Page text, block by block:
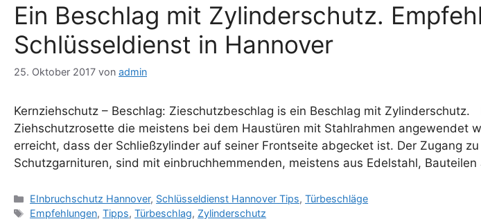
Ein Beschlag mit Zylinderschutz.
Schlüsseldienst in Hannover
25. Oktober 2017 von admin
Kernziehschutz – Beschlag: Zieschutzbeschlag is ein Beschlag mit
Ziehschutzrosette die meistens bei dem Haustüren mit Stahlrahmen angewendet
erreicht, dass der Schließzylinder auf seiner Frontseite abgecket ist. Der Zugang
Schutzgarnituren, sind mit einbruchhemmenden, meistens aus Edelstahl,
Kategorien
EInbruchschutz Hannover, Schlüsseldienst Hannover Tips,Türbeschläge
Schlagwörter
Empfehlungen,Tipps,Türbeschlag, Zylinderschutz